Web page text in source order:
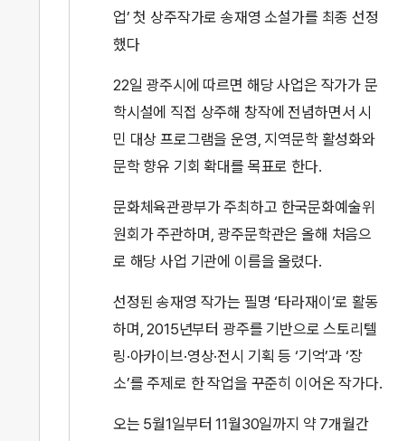
업’ 첫 상주작가로 송재영 소설가를 최종 선정
했다
22일 광주시에 따르면 해당 사업은 작가가 문
학시설에 직접 상주해 창작에 전념하면서 시
민 대상 프로그램을 운영, 지역문학 활성화와
문학 향유 기회 확대를 목표로 한다.
문화체육관광부가 주최하고 한국문화예술위
원회가 주관하며, 광주문학관은 올해 처음으
로 해당 사업 기관에 이름을 올렸다.
선정된 송재영 작가는 필명 ‘타라재이’로 활동
하며, 2015년부터 광주를 기반으로 스토리텔
링·아카이브·영상·전시 기획 등 ‘기억’과 ‘장
소’를 주제로 한 작업을 꾸준히 이어온 작가다.
오는 5월1일부터 11월30일까지 약 7개월간